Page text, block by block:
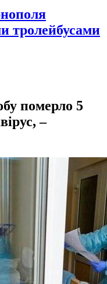
тролейбусами
померло 5
–